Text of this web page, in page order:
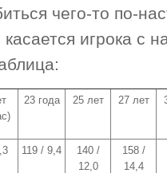
чего-то по-
игрока с
23 года 25 лет 27 лет
119 / 9,4
140 /
12,0
158 /
14,4